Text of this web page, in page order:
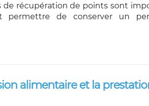
de récupération de points sont
permettre de conserver un
alimentaire et la